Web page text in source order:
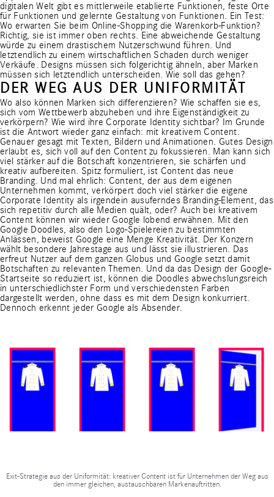
digitalen Welt gibt es mittlerweile etablierte Funktionen, feste Orte
für Funktionen und gelernte Gestaltung von Funktionen. Ein Test:
Wo erwarten Sie beim Online-Shopping die Warenkorb-Funktion?
Richtig, sie ist immer oben rechts. Eine abweichende Gestaltung
würde zu einem drastischem Nutzerschwund führen. Und
letztendlich zu einem wirtschaftlichen Schaden durch weniger
Verkäufe. Designs müssen sich folgerichtig ähneln, aber Marken
müssen sich letztendlich unterscheiden. Wie soll das gehen?
DER WEG AUS DER UNIFORMITÄT
Wo also können Marken sich differenzieren? Wie schaffen sie es,
sich vom Wettbewerb abzuheben und ihre Eigenständigkeit zu
verkörpern? Wie wird ihre Corporate Identity sichtbar? Im Grunde
ist die Antwort wieder ganz einfach: mit kreativem Content.
Genauer gesagt mit Texten, Bildern und Animationen. Gutes Design
erlaubt es, sich voll auf den Content zu fokussieren. Man kann sich
viel stärker auf die Botschaft konzentrieren, sie schärfen und
kreativ aufbereiten. Spitz formuliert, ist Content das neue
Branding. Und mal ehrlich: Content, der aus dem eigenen
Unternehmen kommt, verkörpert doch viel stärker die eigene
Corporate Identity als irgendein ausuferndes Branding-Element, das
sich repetitiv durch alle Medien quält, oder? Auch bei kreativem
Content können wir wieder Google lobend erwähnen. Mit den
Google Doodles, also den Logo-Spielereien zu bestimmten
Anlässen, beweist Google eine Menge Kreativität. Der Konzern
wählt besondere Jahrestage aus und lässt sie illustrieren. Das
erfreut Nutzer auf dem ganzen Globus und Google setzt damit
Botschaften zu relevanten Themen. Und da das Design der Google-
Startseite so reduziert ist, können die Doodles abwechslungsreich
in unterschiedlichster Form und verschiedensten Farben
dargestellt werden, ohne dass es mit dem Design konkurriert.
Dennoch erkennt jeder Google als Absender.
Exit-Strategie aus der Uniformität: kreativer Content ist für Unternehmen der Weg aus
den immer gleichen, austauschbaren Markenauftritten.